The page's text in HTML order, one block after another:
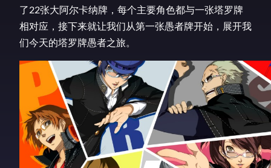
了22张大阿尔卡纳牌，每个主要角色都与一张塔罗牌
相对应，接下来就让我们从第一张愚者牌开始，展开我
们今天的塔罗牌愚者之旅。